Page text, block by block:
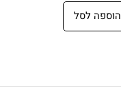
הוספה לסל